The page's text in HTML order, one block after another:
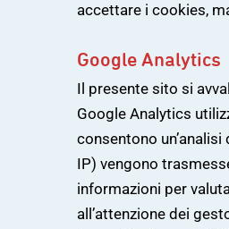
accettare i cookies,
Google Analytics
Il presente sito si
Google Analytics
consentono
IP) vengono
informazioni per
all’attenzione dei